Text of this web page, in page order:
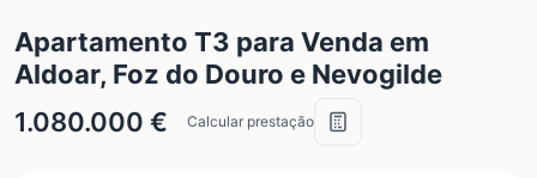
Apartamento T3 para Venda em
Aldoar, Foz do Douro e Nevogilde
1.080.000 €
Calcular prestação